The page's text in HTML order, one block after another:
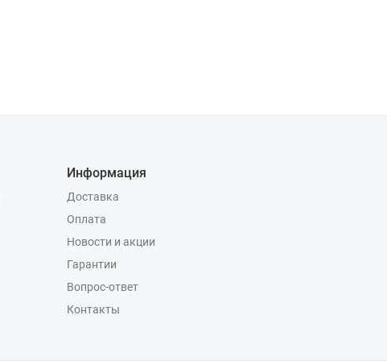
Информация
Доставка
Оплата
Новости и акции
Гарантии
Вопрос-ответ
Контакты